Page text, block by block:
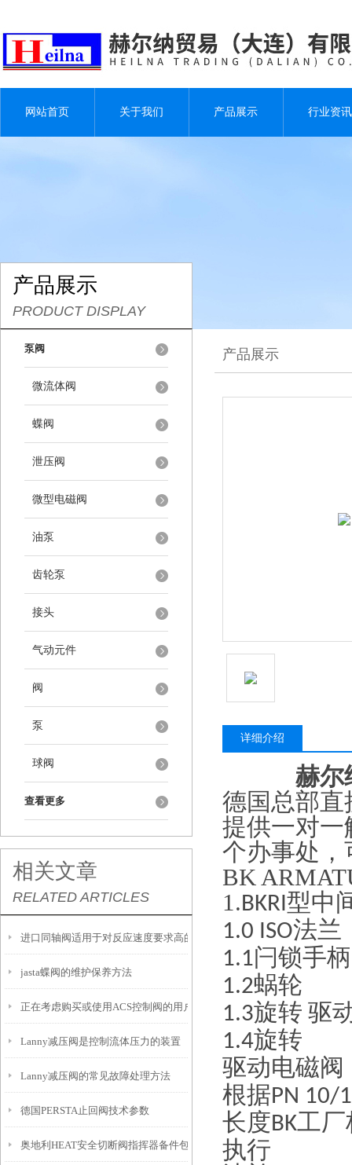
网站首页 关于我们 产品展示 行业资讯
产品展示
PRODUCT DISPLAY
泵阀
微流体阀
蝶阀
泄压阀
微型电磁阀
油泵
齿轮泵
接头
气动元件
阀
泵
球阀
查看更多
相关文章
RELATED ARTICLES
进口同轴阀适用于对反应速度要求高的工况中
jasta蝶阀的维护保养方法
正在考虑购买或使用ACS控制阀的用户，以下是一些建议
Lanny减压阀是控制流体压力的装置
Lanny减压阀的常见故障处理方法
德国PERSTA止回阀技术参数
奥地利HEAT安全切断阀指挥器备件包G612-G190144介绍
产品展示
详细介绍
赫尔
德国总部直
提供一对一
个办事处，
BK
1.BKRI型中
1.0 ISO法兰
1.1闩锁手柄
1.2蜗轮
1.3旋转 驱
1.4旋转
驱动电磁阀
根据PN 10/
长度BK工厂
执行